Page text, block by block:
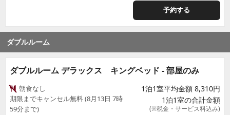
予約する
ダブルルーム
ダブルルーム デラックス キングベッド - 部屋のみ
朝食なし
期限までキャンセル無料 (8月13日 7時
59分まで)
1泊1室平均金額 8,310円
1泊1室の合計金額
(※税金・サービス料込み)